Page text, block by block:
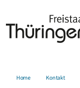
Home Kontakt